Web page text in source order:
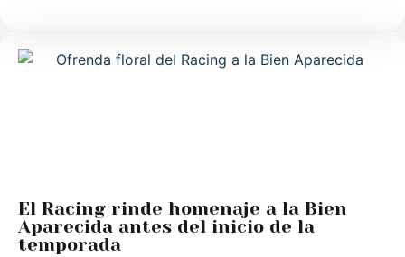
El Racing rinde homenaje a la Bien
Aparecida antes del inicio de la
temporada